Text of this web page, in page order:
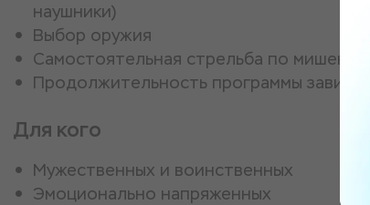
наушники)
Выбор оружия
Самостоятельная стрельба по мишеням
Продолжительность программы
Для кого
Мужественных и воинственных
Эмоционально напряженных